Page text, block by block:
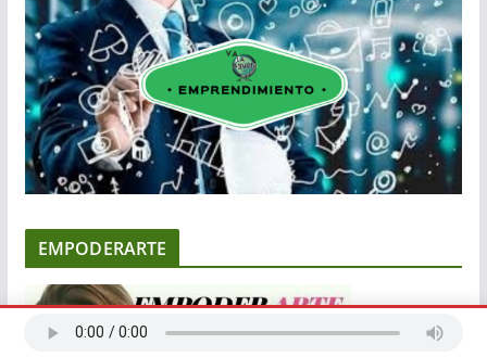
EMPODERARTE